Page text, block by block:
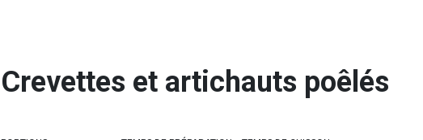
Crevettes et artichauts poêlés